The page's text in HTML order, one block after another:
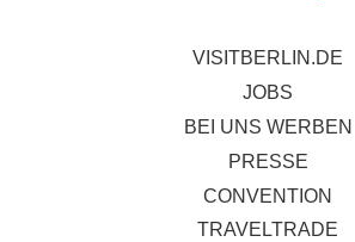
VISITBERLIN.DE
JOBS
BEI UNS WERBEN
PRESSE
CONVENTION
TRAVELTRADE